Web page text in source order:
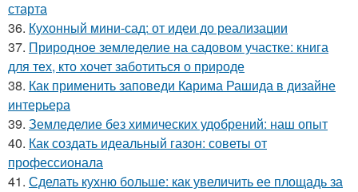
старта
36. Кухонный мини-сад: от идеи до реализации
37. Природное земледелие на садовом участке: книга
для тех, кто хочет заботиться о природе
38. Как применить заповеди Карима Рашида в дизайне
интерьера
39. Земледелие без химических удобрений: наш опыт
40. Как создать идеальный газон: советы от
профессионала
41. Сделать кухню больше: как увеличить ее площадь за